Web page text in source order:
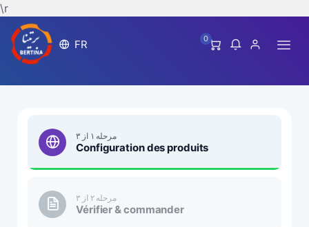
\r
FR 0
مرحله ۱ از ۳
Configuration des produits
مرحله ۲ از ۳
Vérifier & commander